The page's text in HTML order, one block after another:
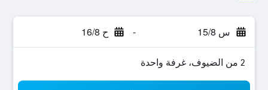
س 15/8 - ح 16/8
2 من الضيوف، غرفة واحدة